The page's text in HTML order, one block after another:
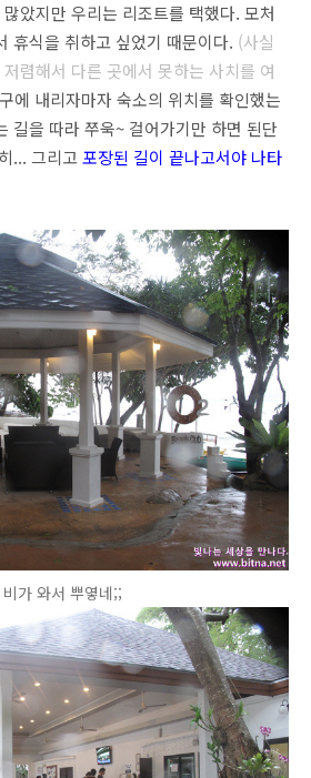
았지만 우리는 리조트를 택했다. 모처
휴식을 취하고 싶었기 때문이다. (사실
렴해서 다른 곳에서 못하는 사치를 여
에 내리자마자 숙소의 위치를 확인했는
길을 따라 쭈욱~ 걸어가기만 하면 된단
... 그리고포장된 길이 끝나고서야 나타
비가 와서 뿌옇네;;